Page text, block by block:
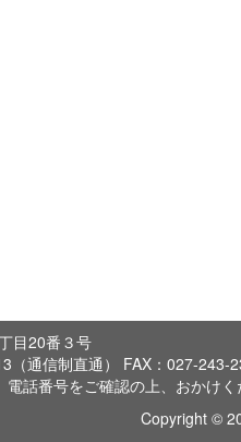
目20番３号
通信制直通） FAX：027-243-
話番号をご確認の上、おかけく
Copyright ©